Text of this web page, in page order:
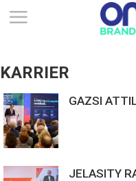
ONBRANDS
–
ÉRTÉK
KARRIER
GAZSI
JELASITY